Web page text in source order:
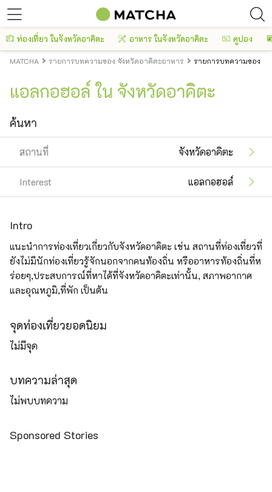
ท่องเที่ยว ในจังหวัดอาคิตะ อาหาร ในจังหวัดอาคิตะ คูปอง
MATCHA รายการบทความของ จังหวัดอาคิตะอาหาร รายการบทความของ จั
แอลกอฮอล์ ใน จังหวัดอาคิตะ
ค้นหา
สถานที่ จังหวัดอาคิตะ
Interest แอลกอฮอล์
Intro
แนะนำการท่องเที่ยวเกี่ยวกับจังหวัดอาคิตะ เช่น สถานที่ท่องเที่ยวที่
ยังไม่มีนักท่องเที่ยวรู้จักนอกจากคนท้องถิ่น หรืออาหารท้องถิ่นที่ห
ร่อยๆ,ประสบการณ์ที่หาได้ที่จังหวัดอาคิตะเท่านั้น, สภาพอากาศ
และอุณหภูมิ,ที่พัก เป็นต้น
จุดท่องเที่ยวยอดนิยม
ไม่มีจุด
บทความล่าสุด
ไม่พบบทความ
Sponsored Stories